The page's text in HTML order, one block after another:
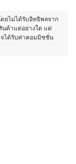
ดยไม่ได้รับอิทธิพลจาก
นค้าแต่อย่างใด แต่
จได้รับค่าคอมมิชชั่น